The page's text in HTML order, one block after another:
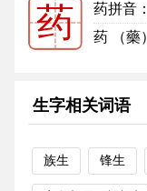
药 药拼音
9
药
药 （藥
生字相关词语
族生 锋生